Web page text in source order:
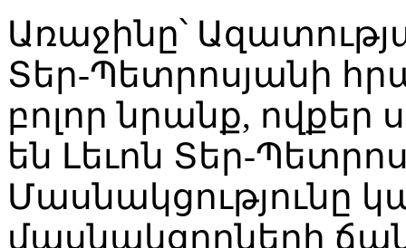
Առաջինը՝
Տեր-Պետրոսյանի
բոլոր նրանք,
են Լեւոն Տեր-
Մասնակցությունը
մասնակցողների